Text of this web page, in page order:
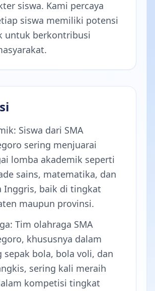
siswa. Kami percaya
siswa memiliki potensi
untuk berkontribusi
Siswa dari SMA
sering menjuarai
lomba akademik seperti
sains, matematika, dan
Inggris, baik di tingkat
maupun provinsi.
Tim olahraga SMA
khususnya dalam
sepak bola, bola voli, dan
sering kali meraih
kompetisi tingkat